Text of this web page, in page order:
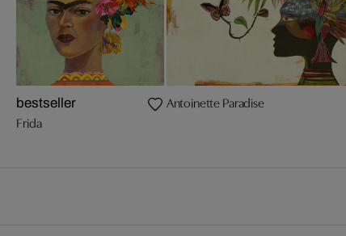
bestseller
Frida
Antoinette Paradise